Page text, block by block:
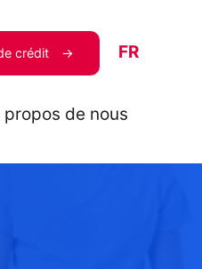
crédit FR
propos de nous